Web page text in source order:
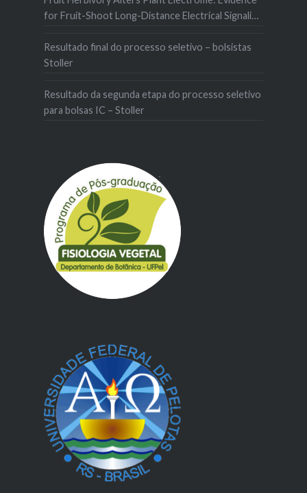
for Fruit-Shoot Long-Distance Electrical Signaling
Resultado final do processo seletivo – bolsistas
Stoller
Resultado da segunda etapa do processo seletivo
para bolsas IC – Stoller